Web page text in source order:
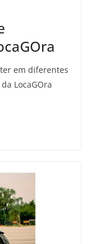
em diferentes
LocaGOra